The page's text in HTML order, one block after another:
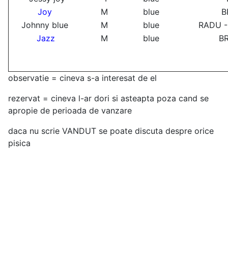
Joy
M blue
Johnny blue
M blue
RADU
Jazz
M blue
observatie = cineva s-a interesat de el
rezervat = cineva l-ar dori si asteapta poza cand se
apropie de perioada de vanzare
daca nu scrie VANDUT se poate discuta despre orice
pisica